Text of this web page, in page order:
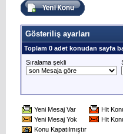
Gösteriliş ayarları
Toplam 0 adet konudan sayfa
Sıralama şekli
Yeni Mesaj Var
Hit
Yeni Mesaj Yok
Hit
Konu Kapatılmıştır